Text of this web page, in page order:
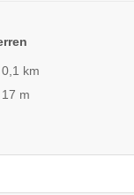
0,1 km
17 m